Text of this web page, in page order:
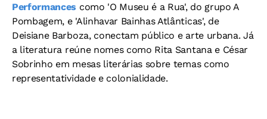
Performances como 'O Museu é a Rua', do grupo A
Pombagem, e 'Alinhavar Bainhas Atlânticas', de
Deisiane Barboza, conectam público e arte urbana. Já
a literatura reúne nomes como Rita Santana e César
Sobrinho em mesas literárias sobre temas como
representatividade e colonialidade.